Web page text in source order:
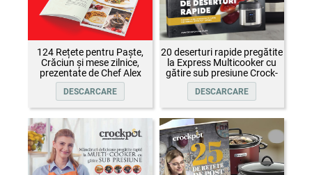
124 Rețete pentru Paște,
Crăciun și mese zilnice,
prezentate de Chef Alex
Cîrțu și invitații săi
DESCARCARE
20 deserturi rapide pregătite
la Express Multicooker cu
gătire sub presiune Crock-
Pot
DESCARCARE